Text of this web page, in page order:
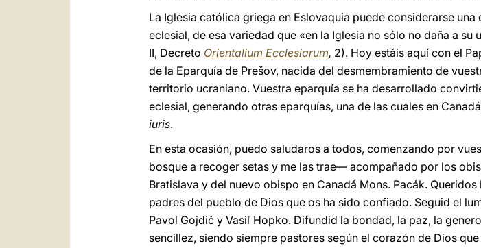
La Iglesia católica griega en Eslovaquia puede considerarse
eclesial, de esa variedad que «en la Iglesia no sólo no daña a
II, Decreto Orientalium Ecclesiarum, 2). Hoy estáis aquí con el
de la Eparquía de Prešov, nacida del desmembramiento de
territorio ucraniano. Vuestra eparquía se ha desarrollado
eclesial, generando otras eparquías, una de las cuales en
iuris.
En esta ocasión, puedo saludaros a todos, comenzando por
bosque a recoger setas y me las trae— acompañado por los
Bratislava y del nuevo obispo en Canadá Mons. Pacák.
padres del pueblo de Dios que os ha sido confiado. Seguid el
Pavol Gojdič y Vasiľ Hopko. Difundid la bondad, la paz, la
sencillez, siendo siempre pastores según el corazón de Dios